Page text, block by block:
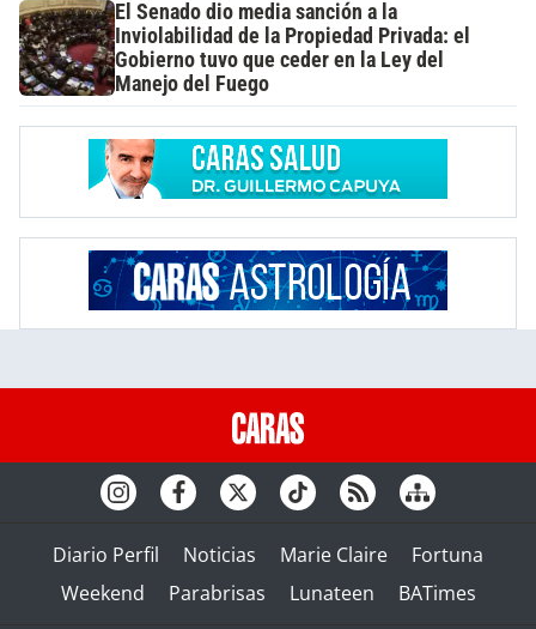
El Senado dio media sanción a la
Inviolabilidad de la Propiedad Privada: el
Gobierno tuvo que ceder en la Ley del
Manejo del Fuego
Diario Perfil Noticias Marie Claire
Fortuna
Weekend
Parabrisas Lunateen BATimes